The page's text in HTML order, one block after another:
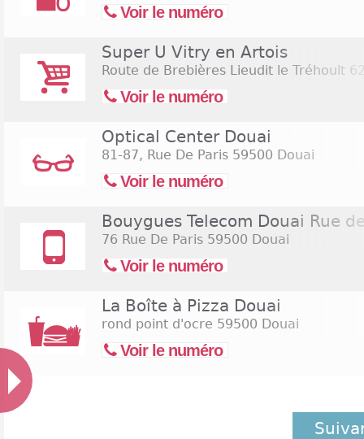
Voir le numéro
Super U Vitry en Artois
Route de Brebières Lieudit le Tréhoult
Voir le numéro
Optical Center Douai
81-87, Rue De Paris 59500 Douai
Voir le numéro
Bouygues Telecom Douai Rue
76 Rue De Paris 59500 Douai
Voir le numéro
La Boîte à Pizza Douai
rond point d'ocre 59500 Douai
Voir le numéro